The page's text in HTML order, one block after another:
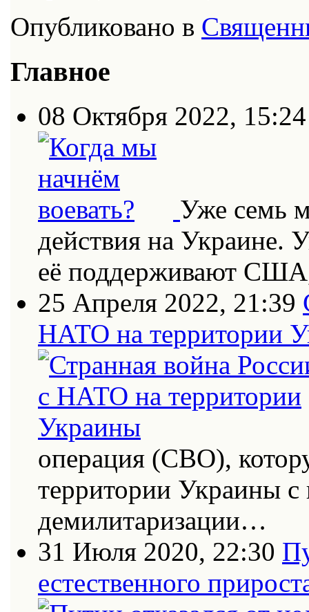
Опубликовано в
Главное
08 Октября 2022, 15:24
Уже семь
действия на Украине.
её поддерживают
25 Апреля 2022, 21:39
НАТО на территории
операция (СВО),
территории Украины
демилитаризации…
31 Июля 2020, 22:30
естественного